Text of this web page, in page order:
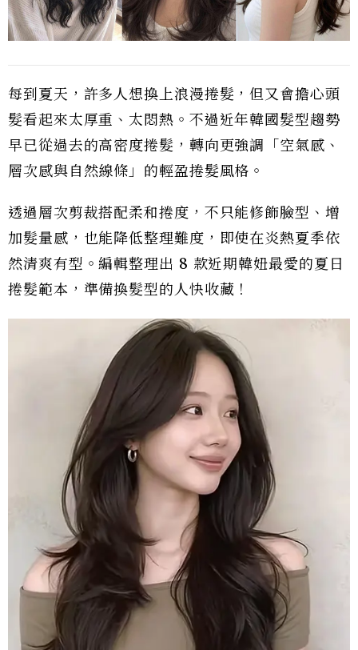
每到夏天，許多人想換上浪漫捲髮，但又會擔心頭
髮看起來太厚重、太悶熱。不過近年韓國髮型趨勢
早已從過去的高密度捲髮，轉向更強調「空氣感、
層次感與自然線條」的輕盈捲髮風格。
透過層次剪裁搭配柔和捲度，不只能修飾臉型、增
加髮量感，也能降低整理難度，即使在炎熱夏季依
然清爽有型。編輯整理出 8 款近期韓妞最愛的夏日
捲髮範本，準備換髮型的人快收藏！